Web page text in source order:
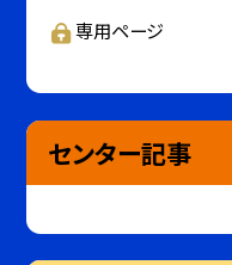
専用ページ
センター記事